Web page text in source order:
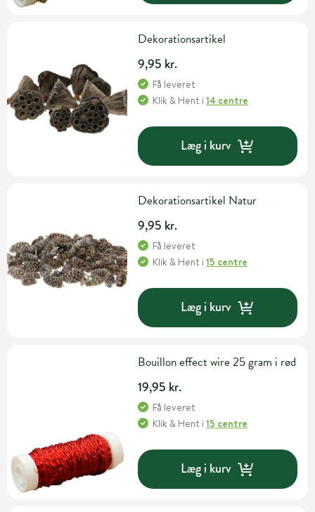
Dekorationsartikel
9,95 kr.
Få leveret
Klik & Hent i14 centre
Læg i kurv
Dekorationsartikel Natur
9,95 kr.
Få leveret
Klik & Hent i15 centre
Læg i kurv
Bouillon effect wire 25 gram i rød
19,95 kr.
Få leveret
Klik & Hent i15 centre
Læg i kurv